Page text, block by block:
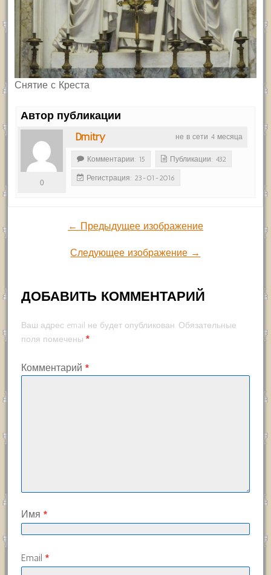
Снятие с Креста
Автор публикации
не в сети 4 месяца
Dmitry
0
Комментарии: 15 Публикации: 432
Регистрация: 23-01-2016
← Предыдущее изображение
Следующее изображение →
ДОБАВИТЬ КОММЕНТАРИЙ
Ваш адрес email не будет опубликован. Обязательные
поля помечены *
Комментарий *
Имя *
Email *